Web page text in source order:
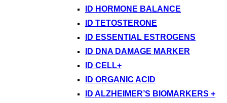
ID HORMONE BALANCE
ID TETOSTERONE
ID ESSENTIAL ESTROGENS
ID DNA DAMAGE MARKER
ID CELL+
ID ORGANIC ACID
ID ALZHEIMER’S BIOMARKERS +